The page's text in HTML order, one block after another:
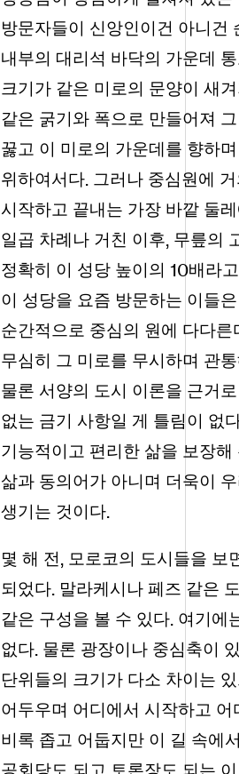
방문자들이 신앙인이건 아니건
내부의 대리석 바닥의 가운데
크기가 같은 미로의 문양이 새
같은 굵기와 폭으로 만들어져
꿇고 이 미로의 가운데를 향하
위하여서다.그러나 중심원에
시작하고 끝내는 가장 바깥 둘
일곱 차례나 거친 이후,무릎의
정확히 이 성당 높이의 10배라
이 성당을 요즘 방문하는 이들
순간적으로 중심의 원에 다다른
무심히 그 미로를 무시하며 관
물론 서양의 도시 이론을 근거
없는 금기 사항일 게 틀림이 없
기능적이고 편리한 삶을 보장
삶과 동의어가 아니며 더욱이
생기는 것이다.
몇 해 전,모로코의 도시들을 보
되었다.말라케시나 페즈 같은
같은 구성을 볼 수 있다.여기에
없다.물론 광장이나 중심축이
단위들의 크기가 다소 차이는
어두우며 어디에서 시작하고
비록 좁고 어둡지만 이 길 속에
공회당도 되고 토론장도 되는